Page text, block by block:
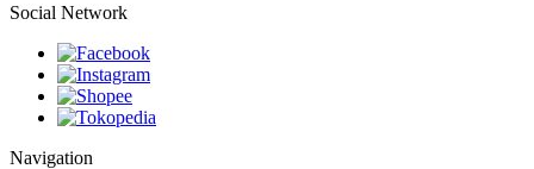
Social Network
Navigation